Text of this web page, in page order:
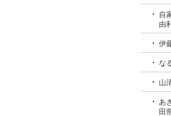
自
由
伊
な
山
あ
田